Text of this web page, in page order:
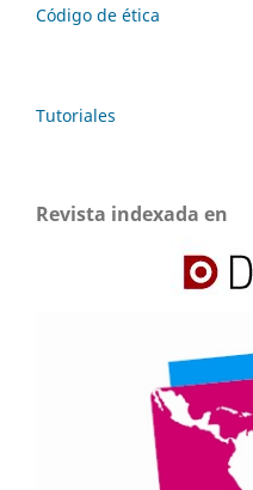
Código de ética
Tutoriales
Revista indexada en